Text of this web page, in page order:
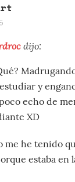
dijo:
y
echo de
XD
me he tenido
estaba en